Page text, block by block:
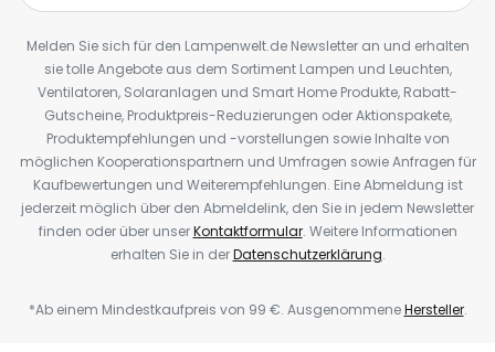
Melden Sie sich für den Lampenwelt.de Newsletter an und erhalten
sie tolle Angebote aus dem Sortiment Lampen und Leuchten,
Ventilatoren, Solaranlagen und Smart Home Produkte, Rabatt-
Gutscheine, Produktpreis-Reduzierungen oder Aktionspakete,
Produktempfehlungen und -vorstellungen sowie Inhalte von
möglichen Kooperationspartnern und Umfragen sowie Anfragen für
Kaufbewertungen und Weiterempfehlungen. Eine Abmeldung ist
jederzeit möglich über den Abmeldelink, den Sie in jedem Newsletter
finden oder über unserKontaktformular. Weitere Informationen
erhalten Sie in derDatenschutzerklärung.
*Ab einem Mindestkaufpreis von 99 €. AusgenommeneHersteller.